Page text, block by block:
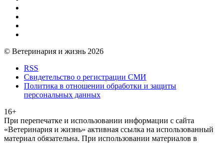
© Ветеринария и жизнь 2026
RSS
Свидетельство о регистрации СМИ
Политика в отношении обработки и защиты
персональных данных
16+
При перепечатке и использовании информации с сайта
«Ветеринария и жизнь» активная ссылка на использованный
материал обязательна. При использовании материалов в